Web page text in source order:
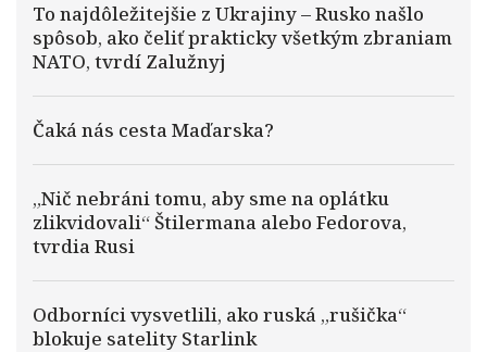
To najdôležitejšie z Ukrajiny – Rusko našlo
spôsob, ako čeliť prakticky všetkým zbraniam
NATO, tvrdí Zalužnyj
Čaká nás cesta Maďarska?
„Nič nebráni tomu, aby sme na oplátku
zlikvidovali“ Štilermana alebo Fedorova,
tvrdia Rusi
Odborníci vysvetlili, ako ruská „rušička“
blokuje satelity Starlink